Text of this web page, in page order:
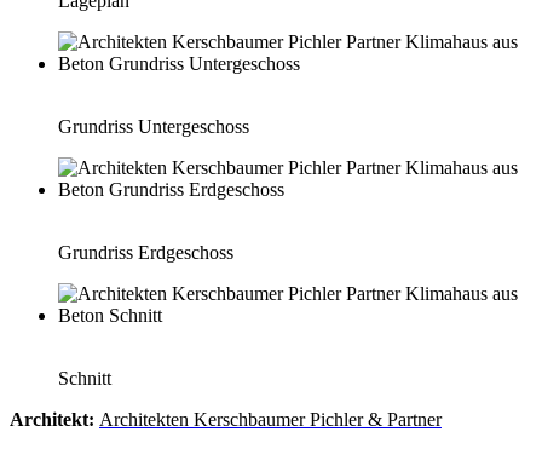
Grundriss Untergeschoss
Grundriss Erdgeschoss
Schnitt
Architekt: Architekten Kerschbaumer Pichler & Partner